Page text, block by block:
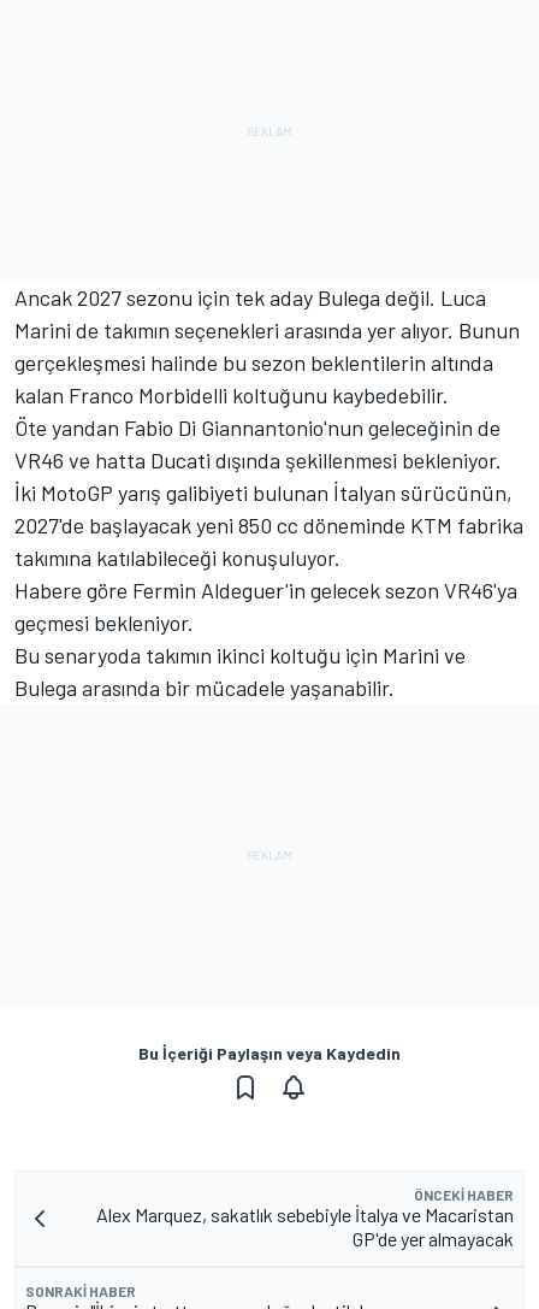
Ancak 2027 sezonu için tek aday Bulega değil. Luca
Marini de takımın seçenekleri arasında yer alıyor. Bunun
gerçekleşmesi halinde bu sezon beklentilerin altında
kalan Franco Morbidelli koltuğunu kaybedebilir.
Öte yandan Fabio Di Giannantonio'nun geleceğinin de
VR46 ve hatta Ducati dışında şekillenmesi bekleniyor.
İki MotoGP yarış galibiyeti bulunan İtalyan sürücünün,
2027'de başlayacak yeni 850 cc döneminde KTM fabrika
takımına katılabileceği konuşuluyor.
Habere göre Fermin Aldeguer'in gelecek sezon VR46'ya
geçmesi bekleniyor.
Bu senaryoda takımın ikinci koltuğu için Marini ve
Bulega arasında bir mücadele yaşanabilir.
Bu İçeriği Paylaşın veya Kaydedin
ÖNCEKI HABER
Alex Marquez, sakatlık sebebiyle İtalya ve Macaristan
GP'de yer almayacak
SONRAKI HABER